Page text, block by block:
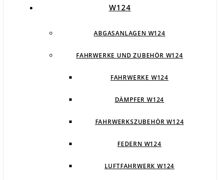
W124
ABGASANLAGEN W124
FAHRWERKE UND ZUBEHÖR W124
FAHRWERKE W124
DÄMPFER W124
FAHRWERKSZUBEHÖR W124
FEDERN W124
LUFTFAHRWERK W124